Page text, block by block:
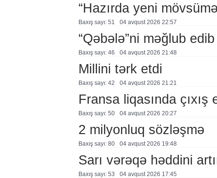
“Hazırda yeni
Baxış sayı: 51 04 avqust 2026 22:57
“Qəbələ”ni məğlub edib
Baxış sayı: 46 04 avqust 2026 21:48
Millini tərk etdi
Baxış sayı: 42 04 avqust 2026 21:21
Fransa liqasında çıxış
Baxış sayı: 50 04 avqust 2026 20:27
2 milyonluq sözləşmə
Baxış sayı: 80 04 avqust 2026 19:48
Sarı vərəqə həddini
Baxış sayı: 53 04 avqust 2026 17:45